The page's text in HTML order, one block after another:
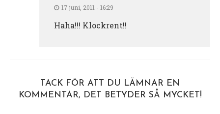
17 juni, 2011 - 16:29
Haha!!! Klockrent!!
TACK FÖR ATT DU LÄMNAR EN
KOMMENTAR, DET BETYDER SÅ MYCKET!